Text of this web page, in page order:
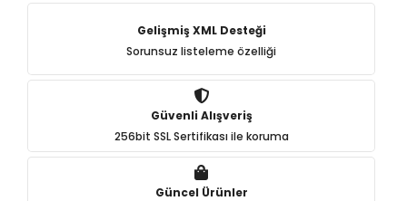
Gelişmiş XML Desteği
Sorunsuz listeleme özelliği
Güvenli Alışveriş
256bit SSL Sertifikası ile koruma
Güncel Ürünler